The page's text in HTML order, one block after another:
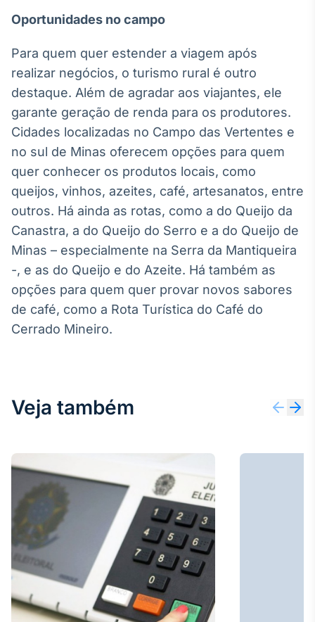
Oportunidades no campo
Para quem quer estender a viagem após
realizar negócios, o turismo rural é outro
destaque. Além de agradar aos viajantes, ele
garante geração de renda para os produtores.
Cidades localizadas no Campo das Vertentes e
no sul de Minas oferecem opções para quem
quer conhecer os produtos locais, como
queijos, vinhos, azeites, café, artesanatos, entre
outros. Há ainda as rotas, como a do Queijo da
Canastra, a do Queijo do Serro e a do Queijo de
Minas – especialmente na Serra da Mantiqueira
-, e as do Queijo e do Azeite. Há também as
opções para quem quer provar novos sabores
de café, como a Rota Turística do Café do
Cerrado Mineiro.
Veja também